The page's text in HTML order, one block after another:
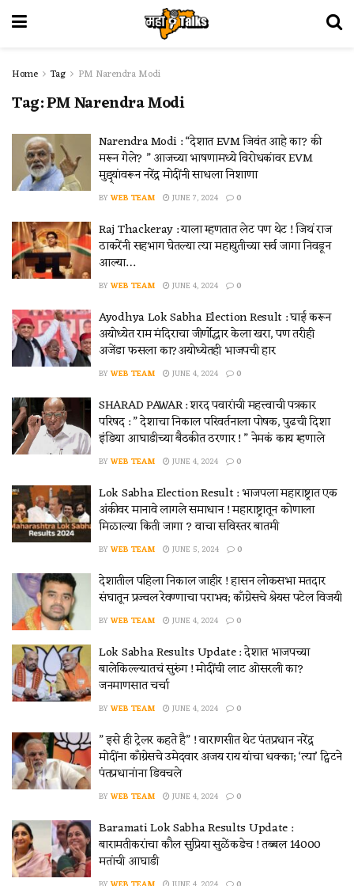
Home Tag PM Narendra Modi
Tag:PM Narendra Modi
Narendra Modi : “देशात EVM जिवंत आहे का? की
मरून गेले? ” आजच्या भाषणामध्ये विरोधकांवर EVM
मुद्द्यांवरून नरेंद्र मोदींनी साधला निशाणा
BYWEB TEAM JUNE 7, 2024 0
Raj Thackeray : याला म्हणतात लेट पण थेट ! जिथं राज
ठाकरेंनी सहभाग घेतल्या त्या महायुतीच्या सर्व जागा निवडून
आल्या…
BYWEB TEAM JUNE 4, 2024 0
Ayodhya Lok Sabha Election Result : घाई करून
अयोध्येत राम मंदिराचा जीर्णोद्धार केला खरा, पण तरीही
अजेंडा फसला का?अयोध्येतही भाजपची हार
BYWEB TEAM JUNE 4, 2024 0
SHARAD PAWAR : शरद पवारांची महत्त्वाची पत्रकार
परिषद : ” देशाचा निकाल परिवर्तनाला पोषक, पुढची दिशा
इंडिया आघाडीच्या बैठकीत ठरणार ! ” नेमकं काय म्हणाले
BYWEB TEAM JUNE 4, 2024 0
Lok Sabha Election Result : भाजपला महाराष्ट्रात एक
अंकीवर मानावे लागले समाधान ! महाराष्ट्रातून कोणाला
मिळाल्या किती जागा ? वाचा सविस्तर बातमी
BYWEB TEAM JUNE 5, 2024 0
देशातील पहिला निकाल जाहीर ! हासन लोकसभा मतदार
संघातून प्रज्वल रेवण्णाचा पराभव; काँग्रेसचे श्रेयस पटेल विजयी
BYWEB TEAM JUNE 4, 2024 0
Lok Sabha Results Update : देशात भाजपच्या
बालेकिल्ल्यातचं सुरुंग ! मोदींची लाट ओसरली का?
जनमाणसात चर्चा
BYWEB TEAM JUNE 4, 2024 0
” इसे ही ट्रेलर कहते है” ! वाराणसीत थेट पंतप्रधान नरेंद्र
मोदींना काँग्रेसचे उमेदवार अजय राय यांचा धक्का; ‘त्या’ ट्विटने
पंतप्रधानांना डिवचले
BYWEB TEAM JUNE 4, 2024 0
Baramati Lok Sabha Results Update :
बारामतीकरांचा कौल सुप्रिया सुळेंकडेच ! तब्बल 14000
मतांची आघाडी